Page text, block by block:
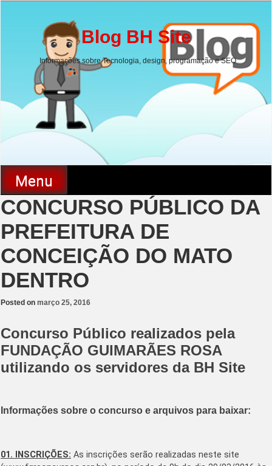
Blog BH Site
Informações sobre Tecnologia, design, programação e SEO
Menu
CONCURSO PÚBLICO DA
PREFEITURA DE
CONCEIÇÃO DO MATO
DENTRO
Posted on março 25, 2016
Concurso Público realizados pela
FUNDAÇÃO GUIMARÃES ROSA
utilizando os servidores da BH Site
Informações sobre o concurso e arquivos para baixar:
01. INSCRIÇÕES: As inscrições serão realizadas neste site